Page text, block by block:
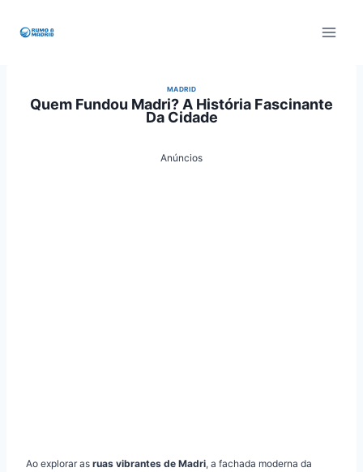
MADRID
Quem Fundou Madri? A História Fascinante
Da Cidade
Anúncios
Ao explorar as ruas vibrantes de Madri, a fachada moderna da